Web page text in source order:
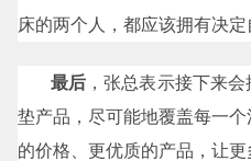
床的两个人，都应该拥有决定
最后 ，张总表示接下来
垫产品，尽可能地覆盖每一
的价格、更优质的产品，让